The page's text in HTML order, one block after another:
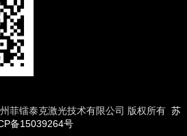
菲镭泰克激光技术有限公司 版权所有 苏
备15039264号